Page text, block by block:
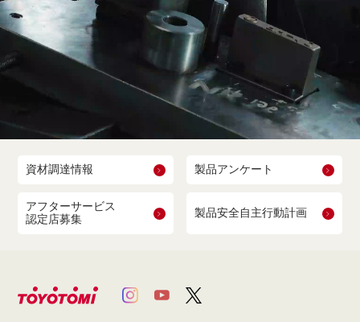
資材調達情報 製品アンケート
アフターサービス
認定店募集
製品安全自主行動計画